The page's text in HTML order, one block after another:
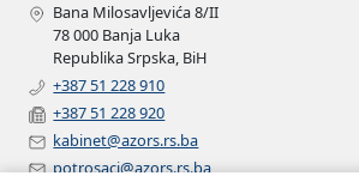
Bana Milosavljevića 8/II
78 000 Banja Luka
Republika Srpska, BiH
+387 51 228 910
+387 51 228 920
kabinet@azors.rs.ba
potrosaci@azors.rs.ba